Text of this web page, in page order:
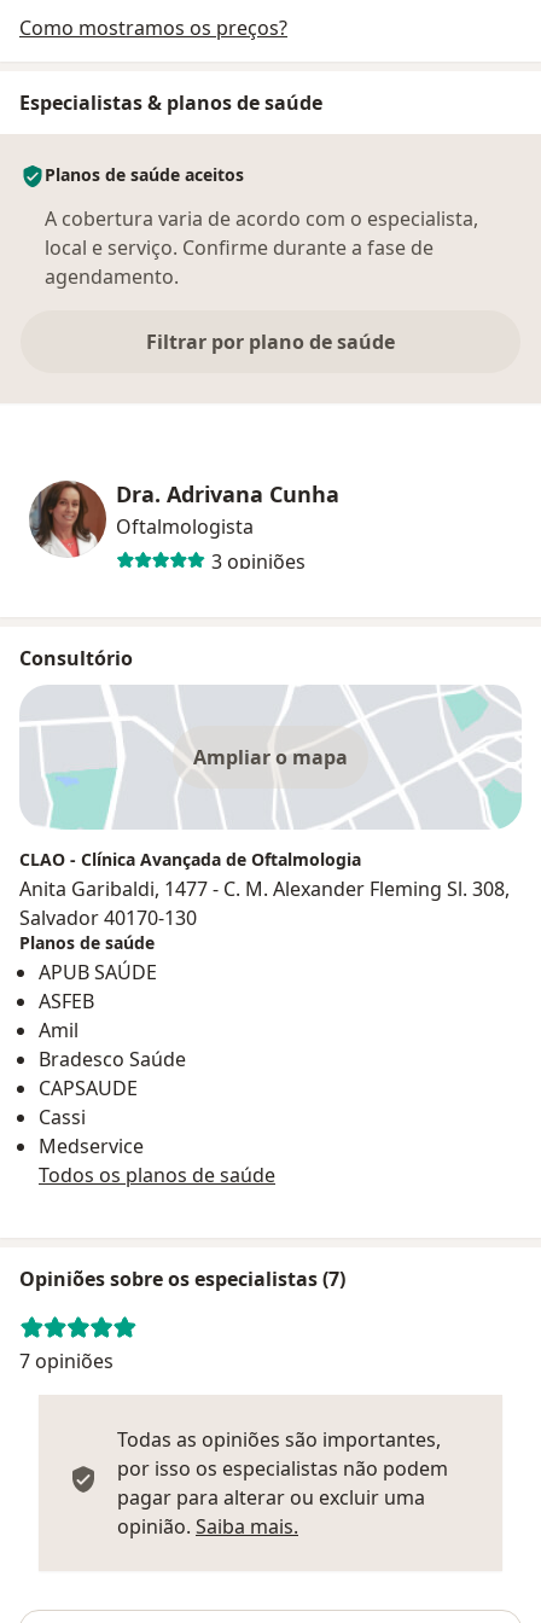
Como mostramos os preços?
Especialistas & planos de saúde
Planos de saúde aceitos
A cobertura varia de acordo com o especialista,
local e serviço. Confirme durante a fase de
agendamento.
Filtrar por plano de saúde
Dra. Adrivana Cunha
Oftalmologista
3 opiniões
Consultório
Ampliar o mapa
CLAO - Clínica Avançada de Oftalmologia
Anita Garibaldi, 1477 - C. M. Alexander Fleming Sl. 308,
Salvador 40170-130
Planos de saúde
APUB SAÚDE
ASFEB
Amil
Bradesco Saúde
CAPSAUDE
Cassi
Medservice
Todos os planos de saúde
Opiniões sobre os especialistas (7)
7 opiniões
Todas as opiniões são importantes,
por isso os especialistas não podem
pagar para alterar ou excluir uma
opinião. Saiba mais.